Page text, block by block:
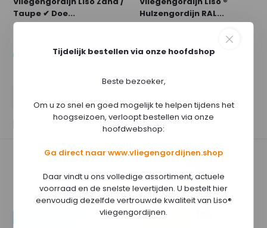
Taupe ✔ Doe...
42.95
Op voorraad
Hulzengordijn RAL...
Op voorraad
Maatwerk
Tijdelijk bestellen via onze hoofdshop
Beste bezoeker,
Om u zo snel en goed mogelijk te helpen tijdens het
hoogseizoen, verloopt bestellen via onze
hoofdwebshop:
Ga direct naar www.vliegengordijnen.shop
Daar vindt u ons volledige assortiment, actuele
voorraad en de snelste levertijden. U bestelt hier
eenvoudig dezelfde vertrouwde kwaliteit van Liso®
vliegengordijnen.